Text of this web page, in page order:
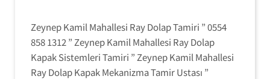
Zeynep Kamil Mahallesi Ray Dolap Tamiri ” 0554
858 1312 ” Zeynep Kamil Mahallesi Ray Dolap
Kapak Sistemleri Tamiri ” Zeynep Kamil Mahallesi
Ray Dolap Kapak Mekanizma Tamir Ustası ”